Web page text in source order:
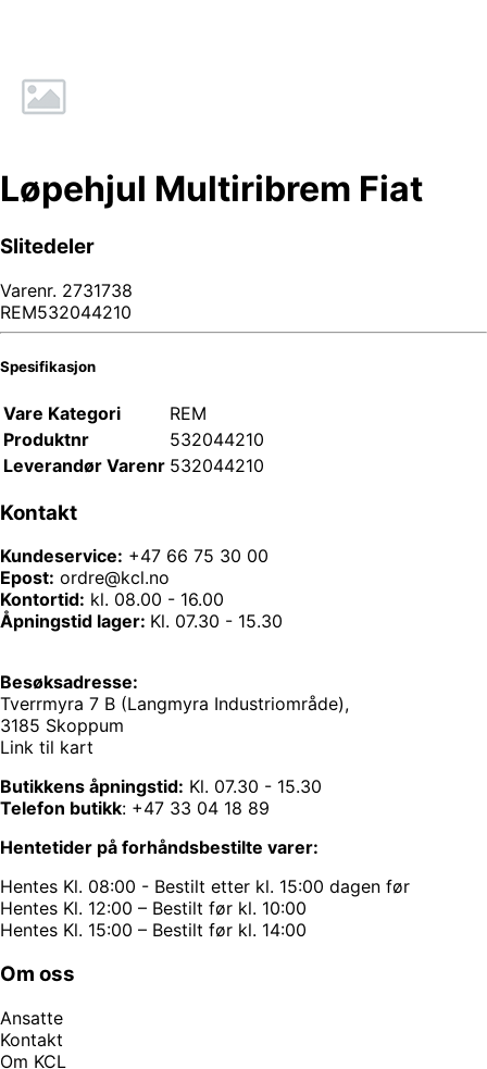
Løpehjul Multiribrem Fiat
Slitedeler
Varenr. 2731738
REM532044210
Spesifikasjon
Vare Kategori
REM
Produktnr
532044210
Leverandør Varenr 532044210
Kontakt
Kundeservice: +47 66 75 30 00
Epost: ordre@kcl.no
Kontortid: kl. 08.00 - 16.00
Åpningstid lager: Kl. 07.30 - 15.30
Besøksadresse:
Tverrmyra 7 B (Langmyra Industriområde),
3185 Skoppum
Link til kart
Butikkens åpningstid: Kl. 07.30 - 15.30
Telefon butikk: +47 33 04 18 89
Hentetider på forhåndsbestilte varer:
Hentes Kl. 08:00 - Bestilt etter kl. 15:00 dagen før
Hentes Kl. 12:00 – Bestilt før kl. 10:00
Hentes Kl. 15:00 – Bestilt før kl. 14:00
Om oss
Ansatte
Kontakt
Om KCL